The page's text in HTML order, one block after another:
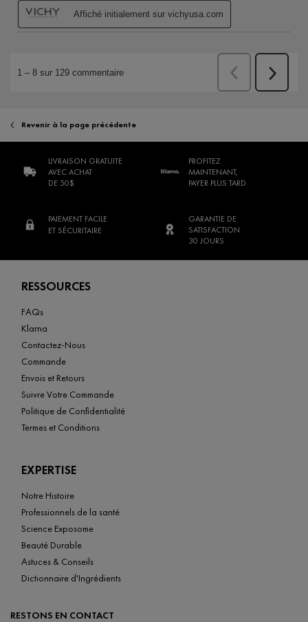
Revenir à la page précédente
LIVRAISON GRATUITE
AVEC ACHAT
DE 50$
PROFITEZ
MAINTENANT,
PAYER PLUS TARD
PAIEMENT FACILE
ET SÉCURITAIRE
GARANTIE DE
SATISFACTION
30 JOURS
RESSOURCES
FAQs
Klarna
Contactez-Nous
Commande
Envois et Retours
Suivre Votre Commande
Politique de Confidentialité
Termes et Conditions
EXPERTISE
Notre Histoire
Professionnels de la santé
Science Exposome
Beauté Durable
Astuces & Conseils
Dictionnaire d'Ingrédients
RESTONS EN CONTACT